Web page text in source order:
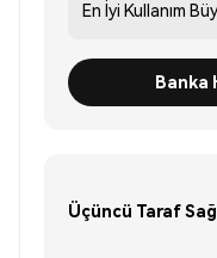
En İyi Kullanım
Banka
Üçüncü Taraf